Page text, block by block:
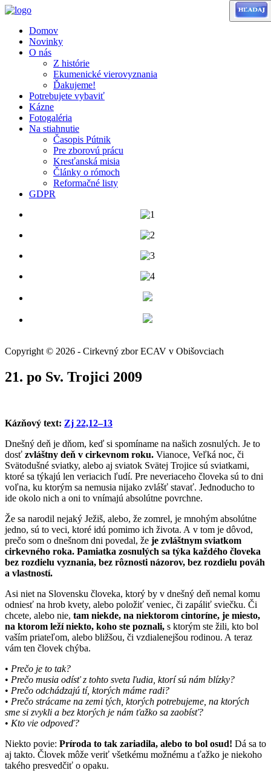
Domov
Novinky
O nás
Z histórie
Ekumenické vierovyznania
Ďakujeme!
Potrebujete vybaviť
Kázne
Fotogaléria
Na stiahnutie
Časopis Pútnik
Pre zborovú prácu
Kresťanská misia
Články o rómoch
Reformačné listy
GDPR
Copyright © 2026 - Cirkevný zbor ECAV v Obišovciach
21. po Sv. Trojici 2009
Kázňový text: Zj 22,12–13
Dnešný deň je dňom, keď si spomíname na našich zosnulých. Je to
dosť zvláštny deň v cirkevnom roku. Vianoce, Veľká noc, či
Svätodušné sviatky, alebo aj sviatok Svätej Trojice sú sviatkami,
ktoré sa týkajú len veriacich ľudí. Pre neveriaceho človeka sú to dni
voľna, ku ktorým sa nemusia nijako zvlášť stavať. Jednoducho to
ide okolo nich a oni to vnímajú absolútne povrchne.
Že sa narodil nejaký Ježiš, alebo, že zomrel, je mnohým absolútne
jedno, sú to veci, ktoré idú pomimo ich života. A v tom je dôvod,
prečo som o dnešnom dni povedal, že je zvláštnym sviatkom
cirkevného roka. Pamiatka zosnulých sa týka každého človeka
bez rozdielu vyznania, bez rôznosti názorov, bez rozdielu pováh
a vlastností.
Asi niet na Slovensku človeka, ktorý by v dnešný deň nemal komu
odniesť na hrob kvety, alebo položiť veniec, či zapáliť sviečku. Či
chcete, alebo nie, tam niekde, na niektorom cintoríne, je miesto,
na ktorom leží niekto, koho ste poznali, s ktorým ste žili, kto bol
vaším priateľom, alebo bližšou, či vzdialenejšou rodinou. A teraz
vám ten človek chýba.
• Prečo je to tak?
• Prečo musia odísť z tohto sveta ľudia, ktorí sú nám blízky?
• Prečo odchádzajú tí, ktorých máme radi?
• Prečo strácame na zemi tých, ktorých potrebujeme, na ktorých
sme si zvykli a bez ktorých je nám ťažko sa zaobísť?
• Kto vie odpoveď?
Niekto povie: Príroda to tak zariadila, alebo to bol osud! Dá sa to
aj takto. Človek môže veriť všetkému možnému a ťažko je niekoho
takého presvedčiť o opaku.